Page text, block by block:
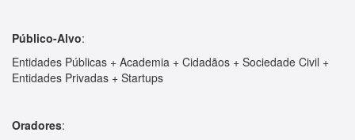
Público-Alvo:
Entidades Públicas + Academia + Cidadãos + Sociedade Civil +
Entidades Privadas + Startups
Oradores: